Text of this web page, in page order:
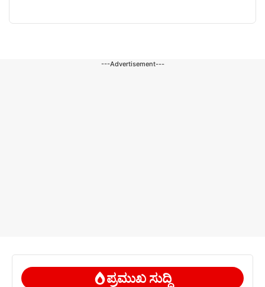
---Advertisement---
ಪ್ರಮುಖ ಸುದ್ದಿ